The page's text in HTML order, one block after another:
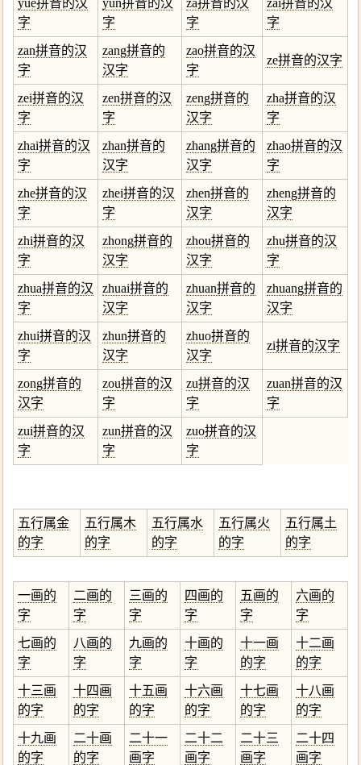
yue拼音的汉
字
yun拼音的汉
字
za拼音的汉
字
zai拼音的汉
字
zan拼音的汉
字
zang拼音的
汉字
zao拼音的汉
字
ze拼音的汉字
zei拼音的汉
字
zen拼音的汉
字
zeng拼音的
汉字
zha拼音的汉
字
zhai拼音的汉
字
zhan拼音的
汉字
zhang拼音的
汉字
zhao拼音的汉
字
zhe拼音的汉
字
zhei拼音的汉
字
zhen拼音的
汉字
zheng拼音的
汉字
zhi拼音的汉
字
zhong拼音的
汉字
zhou拼音的
汉字
zhu拼音的汉
字
zhua拼音的汉
字
zhuai拼音的
汉字
zhuan拼音的
汉字
zhuang拼音的
汉字
zhui拼音的汉
字
zhun拼音的
汉字
zhuo拼音的
汉字
zi拼音的汉字
zong拼音的
汉字
zou拼音的汉
字
zu拼音的汉
字
zuan拼音的汉
字
zui拼音的汉
字
zun拼音的汉
字
zuo拼音的汉
字
五行属金
的字
五行属木
的字
五行属水
的字
五行属火
的字
五行属土
的字
一画的
字
二画的
字
三画的
字
四画的
字
五画的
字
六画的
字
七画的
字
八画的
字
九画的
字
十画的
字
十一画
的字
十二画
的字
十三画
的字
十四画
的字
十五画
的字
十六画
的字
十七画
的字
十八画
的字
十九画
的字
二十画
的字
二十一
画字
二十二
画字
二十三
画字
二十四
画字